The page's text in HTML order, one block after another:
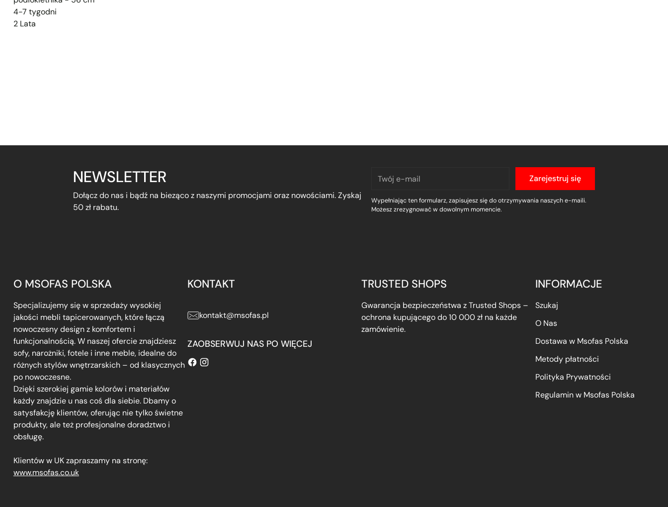
4-7 tygodni
2 Lata
NEWSLETTER
Dołącz do nas i bądź na bieząco z naszymi promocjami oraz nowościami. Zyskaj
50 zł rabatu.
e-
mail
Zarejestruj się
Wypełniając ten formularz, zapisujesz się do otrzymywania naszych e-maili.
Możesz zrezygnować w dowolnym momencie.
O MSOFAS POLSKA
Specjalizujemy się w sprzedaży wysokiej
jakości mebli tapicerowanych, które łączą
nowoczesny design z komfortem i
funkcjonalnością. W naszej ofercie znajdziesz
sofy, narożniki, fotele i inne meble, idealne do
różnych stylów wnętrzarskich – od klasycznych
po nowoczesne.
Dzięki szerokiej gamie kolorów i materiałów
każdy znajdzie u nas coś dla siebie. Dbamy o
satysfakcję klientów, oferując nie tylko świetne
produkty, ale też profesjonalne doradztwo i
obsługę.
Klientów w UK zapraszamy na stronę:
www.msofas.co.uk
KONTAKT
kontakt@msofas.pl
ZAOBSERWUJ NAS PO WIĘCEJ
TRUSTED SHOPS
Gwarancja bezpieczeństwa z Trusted Shops –
ochrona kupującego do 10 000 zł na każde
zamówienie.
INFORMACJE
Szukaj
O Nas
Dostawa w Msofas Polska
Metody płatności
Polityka Prywatności
Regulamin w Msofas Polska